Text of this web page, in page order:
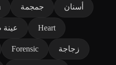
جمجمة أسنان
عينة Heart
Forensic زجاجة